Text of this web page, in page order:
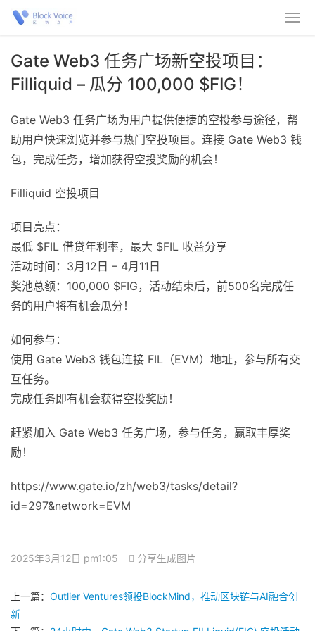
Gate Web3 任务广场新空投项目：
Filliquid – 瓜分 100,000 $FIG！
Gate Web3 任务广场为用户提供便捷的空投参与途径，帮
助用户快速浏览并参与热门空投项目。连接 Gate Web3 钱
包，完成任务，增加获得空投奖励的机会！
Filliquid 空投项目
项目亮点：
最低 $FIL 借贷年利率，最大 $FIL 收益分享
活动时间：3月12日 – 4月11日
奖池总额：100,000 $FIG，活动结束后，前500名完成任
务的用户将有机会瓜分！
如何参与：
使用 Gate Web3 钱包连接 FIL（EVM）地址，参与所有交
互任务。
完成任务即有机会获得空投奖励！
赶紧加入 Gate Web3 任务广场，参与任务，赢取丰厚奖
励！
https://www.gate.io/zh/web3/tasks/detail?
id=297&network=EVM
2025年3月12日 pm1:05 分享生成图片
上一篇： Outlier Ventures领投BlockMind，推动区块链与AI融合创
新